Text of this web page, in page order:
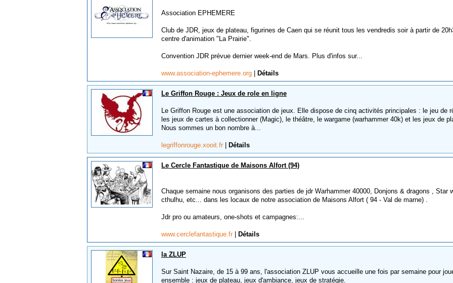
Association EPHEMERE
Club de JDR, jeux de plateau, figurines de Caen qui se réunit tous les vendredis soir à partir de
centre d'animation "La Prairie".
Convention JDR prévue dernier week-end de Mars. Plus d'infos sur...
www.association-ephemere.org Détails
Le Griffon Rouge : Jeux de role en ligne
Le Griffon Rouge est une association de jeux. Elle dispose de cinq activités principales : le jeu de
les jeux de cartes à collectionner (Magic), le théâtre, le wargame (warhammer 40k) et les jeux de
Nous sommes un bon nombre à...
legriffonrouge.xooit.fr Détails
Le Cercle Fantastique de Maisons Alfort (94)
Chaque semaine nous organisons des parties de jdr Warhammer 40000, Donjons & dragons , Star
cthulhu, etc... dans les locaux de notre association de Maisons Alfort ( 94 - Val de marne) .
Jdr pro ou amateurs, one-shots et campagnes:...
www.cerclefantastique.fr Détails
la ZLUP
Sur Saint Nazaire, de 15 à 99 ans, l'association ZLUP vous accueille une fois par semaine pour
ensemble : jeux de plateau, jeux d'ambiance, jeux de stratégie.